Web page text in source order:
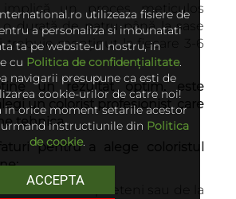
un proces meticulos
durată de patru până la șase
trebuie menținut la fiecare 3-6
un rezultat optim, este
un colorist profesionist, care
tehnica.
pentru a alege coloristul
de la prieteni sau de la
utilizeaza fisiere de
a personaliza si imbunatati
ta pe website-ul nostru, in
cu Politica de confidențialitate.
navigarii presupune ca esti de
cookie-urilor de catre noi!
in orice moment setarile acestor
instructiunile din Politica
de cookie.
ACCEPTA